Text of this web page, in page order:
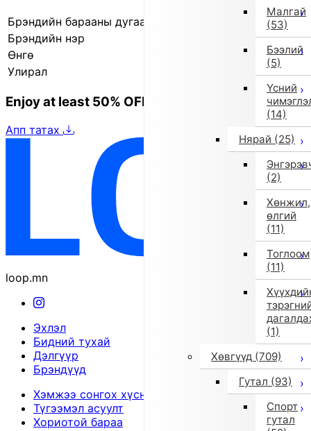
Малгай
(53)
Бээлий
(5)
Үсний
(14)
Нярай (25)
(2)
Хөнжил,
өлгий
(11)
Тоглоом
(11)
(1)
Хөвгүүд (709)
Гутал (93)
Спорт
гутал
Брэндийн барааны дугаар
Брэндийн нэр
Өнгө
Улирал
2025 оны намар/өвөл
Enjoy at least 50% OFF Tokyo fashion
Апп татах
loop.mn
Эхлэл
Бидний тухай
Дэлгүүр
Брэндүүд
Хэмжээ сонгох хүснэгт
Түгээмэл асуулт
Хориотой бараа